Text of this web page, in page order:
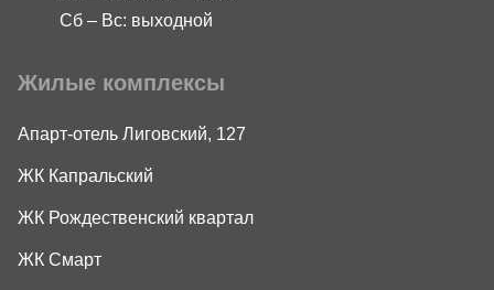
Сб – Вс: выходной
Жилые комплексы
Апарт-отель Лиговский, 127
ЖК Капральский
ЖК Рождественский квартал
ЖК Смарт